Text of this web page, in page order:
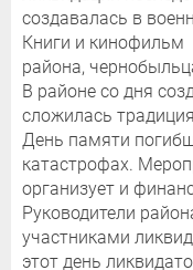
создавалась в
Книги и
района,
В районе со дня
сложилась
День памяти
катастрофах.
организует и
Руководители
участниками
этот день